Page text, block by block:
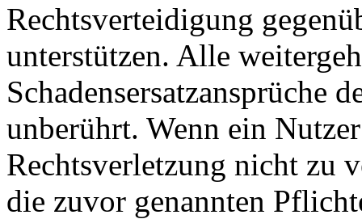
Rechtsverteidigung
unterstützen. Alle
Schadensersatzansprüche
unberührt. Wenn ein
Rechtsverletzung nicht zu
die zuvor genannten